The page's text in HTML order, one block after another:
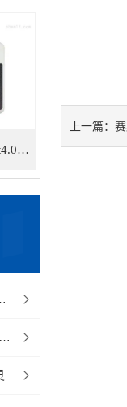
赛默飞Qubit4.0荧光定量仪Q33228
上一篇：